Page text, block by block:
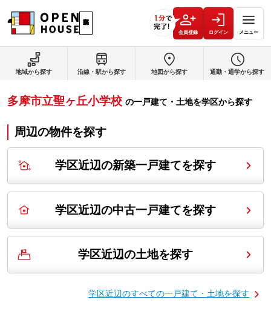
会員登録 ログイン メニュー
地域から探す 沿線・駅から探す 地図から探す 通勤・通学から探す
多摩市立聖ヶ丘小学校 の一戸建て・土地を学区から探す
周辺の物件を探す
学区近辺の新築一戸建てを探す
学区近辺の中古一戸建てを探す
学区近辺の土地を探す
学区近辺のすべての一戸建て・土地を探す